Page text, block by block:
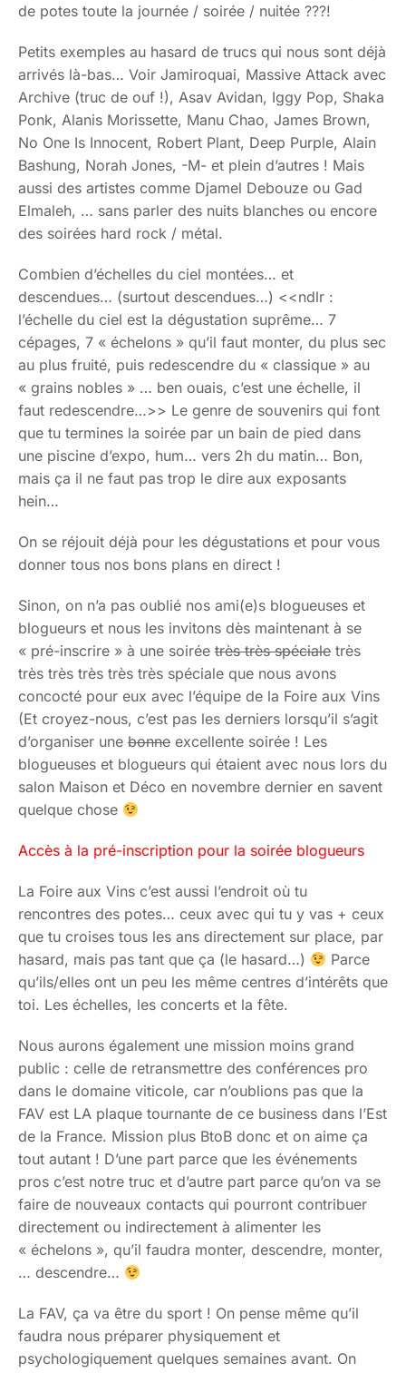
de potes toute la journée / soirée / nuitée ???!
Petits exemples au hasard de trucs qui nous sont déjà
arrivés là-bas… Voir Jamiroquai, Massive Attack avec
Archive (truc de ouf !), Asav Avidan, Iggy Pop, Shaka
Ponk, Alanis Morissette, Manu Chao, James Brown,
No One Is Innocent, Robert Plant, Deep Purple, Alain
Bashung, Norah Jones, -M- et plein d’autres ! Mais
aussi des artistes comme Djamel Debouze ou Gad
Elmaleh, … sans parler des nuits blanches ou encore
des soirées hard rock / métal.
Combien d’échelles du ciel montées… et
descendues… (surtout descendues…) <<ndlr :
l’échelle du ciel est la dégustation suprême… 7
cépages, 7 « échelons » qu’il faut monter, du plus sec
au plus fruité, puis redescendre du « classique » au
« grains nobles » … ben ouais, c’est une échelle, il
faut redescendre…>> Le genre de souvenirs qui font
que tu termines la soirée par un bain de pied dans
une piscine d’expo, hum… vers 2h du matin… Bon,
mais ça il ne faut pas trop le dire aux exposants
hein…
On se réjouit déjà pour les dégustations et pour vous
donner tous nos bons plans en direct !
Sinon, on n’a pas oublié nos ami(e)s blogueuses et
blogueurs et nous les invitons dès maintenant à se
« pré-inscrire » à une soirée très très spéciale très
très très très très très spéciale que nous avons
concocté pour eux avec l’équipe de la Foire aux Vins
(Et croyez-nous, c’est pas les derniers lorsqu’il s’agit
d’organiser une bonne excellente soirée ! Les
blogueuses et blogueurs qui étaient avec nous lors du
salon Maison et Déco en novembre dernier en savent
quelque chose
Accès à la pré-inscription pour la soirée blogueurs
La Foire aux Vins c’est aussi l’endroit où tu
rencontres des potes… ceux avec qui tu y vas + ceux
que tu croises tous les ans directement sur place, par
hasard, mais pas tant que ça (le hasard…)
Parce
qu’ils/elles ont un peu les même centres d’intérêts que
toi. Les échelles, les concerts et la fête.
Nous aurons également une mission moins grand
public : celle de retransmettre des conférences pro
dans le domaine viticole, car n’oublions pas que la
FAV est LA plaque tournante de ce business dans l’Est
de la France. Mission plus BtoB donc et on aime ça
tout autant ! D’une part parce que les événements
pros c’est notre truc et d’autre part parce qu’on va se
faire de nouveaux contacts qui pourront contribuer
directement ou indirectement à alimenter les
« échelons », qu’il faudra monter, descendre, monter,
… descendre…
La FAV, ça va être du sport ! On pense même qu’il
faudra nous préparer physiquement et
psychologiquement quelques semaines avant. On